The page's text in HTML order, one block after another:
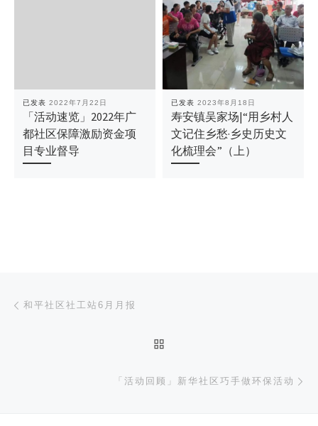
已发表 2022年7月22日
「活动速览」2022年广
都社区保障激励资金项
目专业督导
已发表 2023年8月18日
寿安镇吴家场|“用乡村人
文记住乡愁·乡史历史文
化梳理会”（上）
文章导航
和平社区社工站6月月报
「活动回顾」新华社区巧手做环保活动